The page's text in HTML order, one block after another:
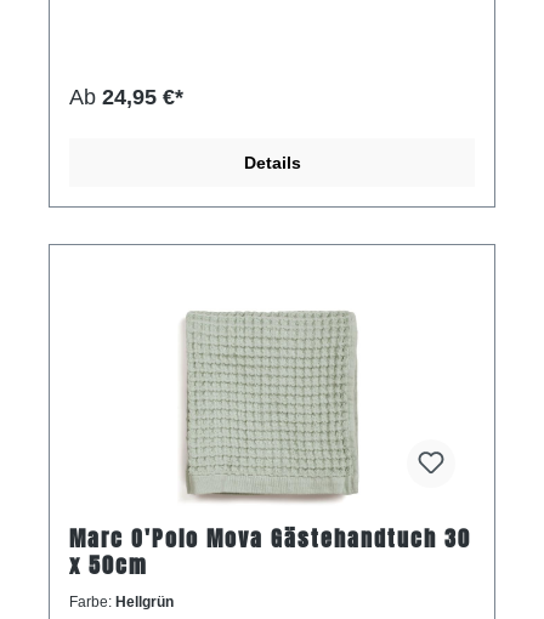
Ab 24,95 €*
Details
Marc O'Polo Mova Gästehandtuch 30
x 50cm
Farbe: Hellgrün